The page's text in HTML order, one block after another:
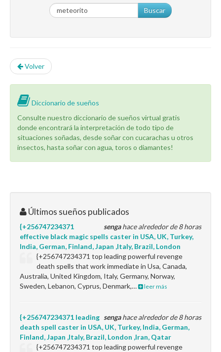
Buscar
Volver
Diccionario de sueños
Consulte nuestro diccionario de sueños virtual gratis
donde encontrará la interpretación de todo tipo de
situaciones soñadas, desde soñar con cucarachas u otros
insectos, hasta soñar con agua, toros o diamantes!
Últimos sueños publicados
sengahace alrededor de 8 horas
{+256747234371
effective black magic spells caster in USA, UK, Turkey,
India, German, Finland, Japan ,Italy, Brazil, London
{+256747234371 top leading powerful revenge
death spells that work immediate in Usa, Canada,
Australia, United Kingdom, Italy, Germany, Norway,
Sweden, Lebanon, Cyprus, Denmark,…
leer más
sengahace alrededor de 8 horas
{+256747234371 leading
death spell caster in USA, UK, Turkey, India, German,
Finland, Japan ,Italy, Brazil, London ,Iran, Qatar
{+256747234371 top leading powerful revenge